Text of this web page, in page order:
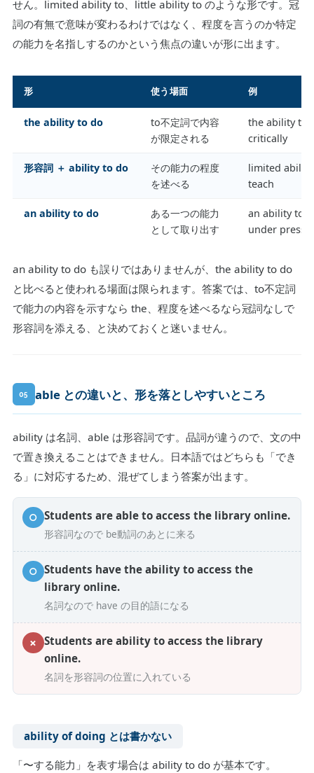
せん。limited ability to、little ability to のような形です。冠
詞の有無で意味が変わるわけではなく、程度を言うのか特定
の能力を名指しするのかという焦点の違いが形に出ます。
形 使う場面 例
the ability to do
to不定詞で内容
が限定される
the ability to
critically
形容詞 ＋ ability to do
その能力の程度
を述べる
limited
teach
an ability to do
ある一つの能力
として取り出す
an ability to
under
an ability to do も誤りではありませんが、the ability to do
と比べると使われる場面は限られます。答案では、to不定詞
で能力の内容を示すなら the、程度を述べるなら冠詞なしで
形容詞を添える、と決めておくと迷いません。
05 able との違いと、形を落としやすいところ
ability は名詞、able は形容詞です。品詞が違うので、文の中
で置き換えることはできません。日本語ではどちらも「でき
る」に対応するため、混ぜてしまう答案が出ます。
○ Students are able to access the library online.
形容詞なので be動詞のあとに来る
○ Students have the ability to access the
library online.
名詞なので have の目的語になる
✗
Students are ability to access the library
online.
名詞を形容詞の位置に入れている
ability of doing とは書かない
「〜する能力」を表す場合は ability to do が基本です。